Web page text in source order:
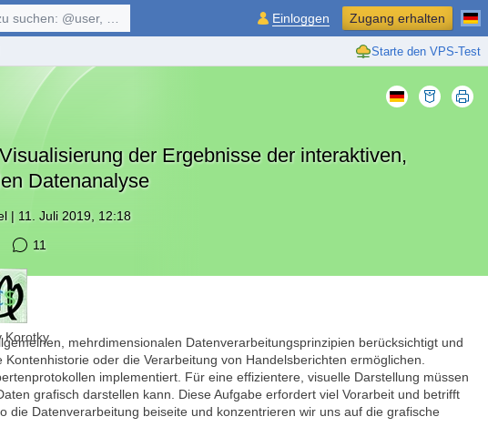
Starte den VPS-Test
@user, $symbol, ... Einloggen Zugang erhalten
der Ergebnisse der interaktiven,
Datenanalyse
| 11. Juli 2019, 12:18
11
Korotky
mehrdimensionalen Datenverarbeitungsprinzipien berücksichtigt und
oder die Verarbeitung von Handelsberichten ermöglichen.
implementiert. Für eine effizientere, visuelle Darstellung müssen
grafisch darstellen kann. Diese Aufgabe erfordert viel Vorarbeit und betrifft
Datenverarbeitung beiseite und konzentrieren wir uns auf die grafische